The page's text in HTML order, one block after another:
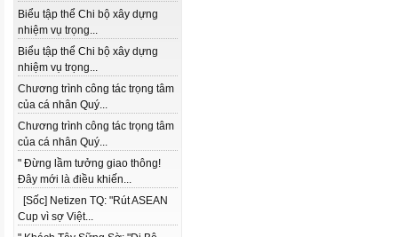
Biểu tập thể Chi bộ xây dựng
nhiệm vụ trọng...
Biểu tập thể Chi bộ xây dựng
nhiệm vụ trọng...
Chương trình công tác trọng tâm
của cá nhân Quý...
Chương trình công tác trọng tâm
của cá nhân Quý...
" Đừng lầm tưởng giao thông!
Đây mới là điều khiến...
[Sốc] Netizen TQ: "Rút ASEAN
Cup vì sợ Việt...